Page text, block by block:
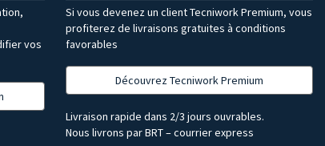
vos
Si vous devenez un client Tecniwork Premium, vous
profiterez de livraisons gratuites à conditions
favorables
Découvrez Tecniwork Premium
Livraison rapide dans 2/3 jours ouvrables.
Nous livrons par BRT – courrier express